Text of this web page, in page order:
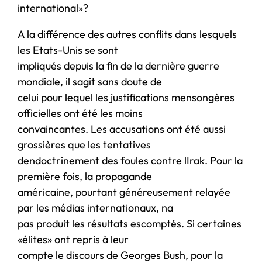
international»?
A la différence des autres conflits dans lesquels
les Etats-Unis se sont
impliqués depuis la fin de la dernière guerre
mondiale, il sagit sans doute de
celui pour lequel les justifications mensongères
officielles ont été les moins
convaincantes. Les accusations ont été aussi
grossières que les tentatives
dendoctrinement des foules contre lIrak. Pour la
première fois, la propagande
américaine, pourtant généreusement relayée
par les médias internationaux, na
pas produit les résultats escomptés. Si certaines
«élites» ont repris à leur
compte le discours de Georges Bush, pour la